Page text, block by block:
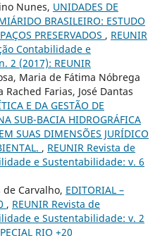
Nunes, UNIDADES DE
BRASILEIRO: ESTUDO
PRESERVADOS , REUNIR
Contabilidade e
2 (2017): REUNIR
Maria de Fátima Nóbrega
Farias, José Dantas
E DA GESTÃO DE
SUB-BACIA HIDROGRÁFICA
SUAS DIMENSÕES JURÍDICO
, REUNIR Revista de
e Sustentabilidade: v. 6
de Carvalho, EDITORIAL –
, REUNIR Revista de
e Sustentabilidade: v. 2
RIO +20